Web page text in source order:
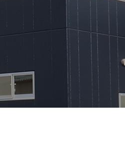
NAPOLEON】 ミラー